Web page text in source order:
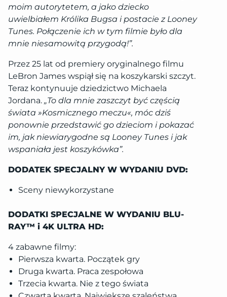
moim autorytetem, a jako dziecko
uwielbiałem Królika Bugsa i postacie z Looney
Tunes. Połączenie ich w tym filmie było dla
mnie niesamowitą przygodą!”.
Przez 25 lat od premiery oryginalnego filmu
LeBron James wspiął się na koszykarski szczyt.
Teraz kontynuuje dziedzictwo Michaela
Jordana. „To dla mnie zaszczyt być częścią
świata »Kosmicznego meczu«, móc dziś
ponownie przedstawić go dzieciom i pokazać
im, jak niewiarygodne są Looney Tunes i jak
wspaniała jest koszykówka”.
DODATEK SPECJALNY W WYDANIU DVD:
Sceny niewykorzystane
DODATKI SPECJALNE W WYDANIU BLU-
RAY™ i 4K ULTRA HD:
4 zabawne filmy:
Pierwsza kwarta. Początek gry
Druga kwarta. Praca zespołowa
Trzecia kwarta. Nie z tego świata